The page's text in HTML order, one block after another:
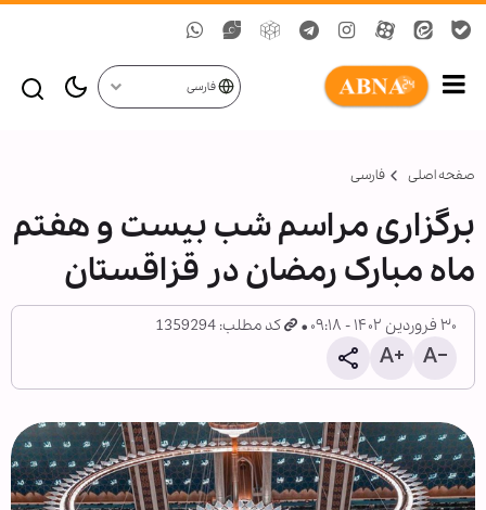
فارسی
صفحه اصلی فارسی
برگزاری مراسم شب بیست و هفتم
ماه مبارک رمضان در قزاقستان
۳۰ فروردین ۱۴۰۲ - ۰۹:۱۸ کد مطلب: 1359294